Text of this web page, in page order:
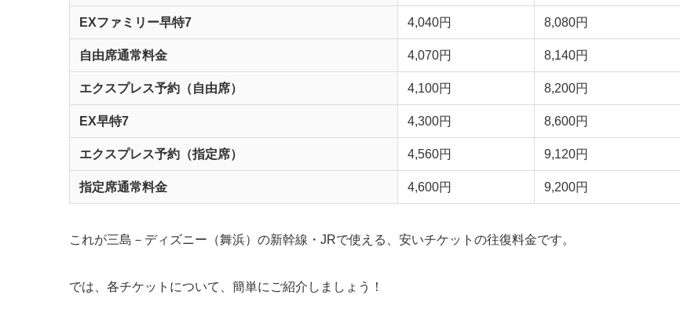
EXファミリー早特7 4,040円 8,080円
自由席通常料金 4,070円 8,140円
エクスプレス予約（自由席） 4,100円 8,200円
EX早特7 4,300円 8,600円
エクスプレス予約（指定席） 4,560円 9,120円
指定席通常料金 4,600円 9,200円
これが三島－ディズニー（舞浜）の新幹線・JRで使える、安いチケットの往復料金です。
では、各チケットについて、簡単にご紹介しましょう！